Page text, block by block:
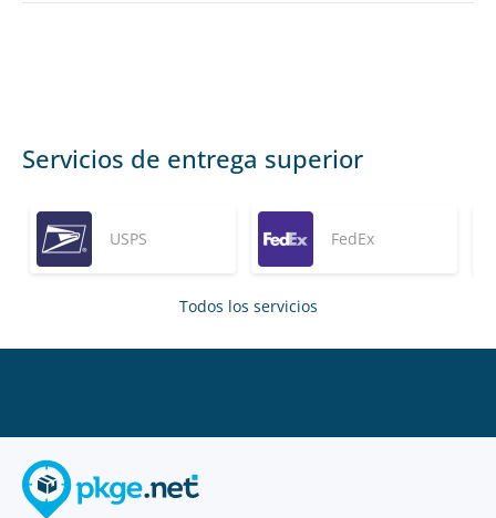
Servicios de entrega superior
USPS FedEx
Todos los servicios